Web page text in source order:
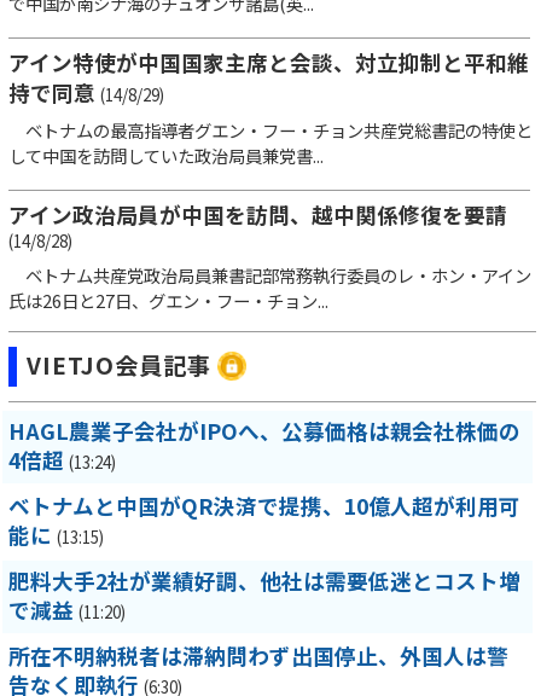
アイン特使が中国国家主席と会談、対立抑制と平和維
持で同意 (14/8/29)
ベトナムの最高指導者グエン・フー・チョン共産党総書記の特使と
して中国を訪問していた政治局員兼党書...
アイン政治局員が中国を訪問、越中関係修復を要請
(14/8/28)
ベトナム共産党政治局員兼書記部常務執行委員のレ・ホン・アイン
氏は26日と27日、グエン・フー・チョン...
VIETJO会員記事
HAGL農業子会社がIPOへ、公募価格は親会社株価の
4倍超 (13:24)
ベトナムと中国がQR決済で提携、10億人超が利用可
能に (13:15)
肥料大手2社が業績好調、他社は需要低迷とコスト増
で減益 (11:20)
所在不明納税者は滞納問わず出国停止、外国人は警
告なく即執行 (6:30)